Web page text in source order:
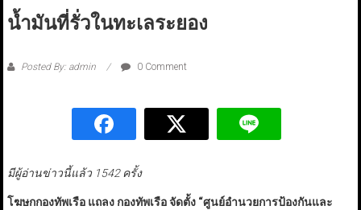
น้ำมันที่รั่วในทะเลระยอง
Posted By: admin 0 Comment
มีผู้อ่านข่าวนี้แล้ว 1542 ครั้ง
โฆษกกองทัพเรือ แถลง กองทัพเรือ จัดตั้ง “ศูนย์อำนวยการป้องกันและ